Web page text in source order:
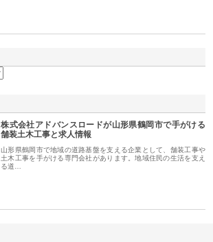
株式会社アドバンスロードが山形県鶴岡市で手がける
舗装土木工事と求人情報
山形県鶴岡市で地域の道路基盤を支える企業として、舗装工事や
土木工事を手がける専門会社があります。地域住民の生活を支え
る道…